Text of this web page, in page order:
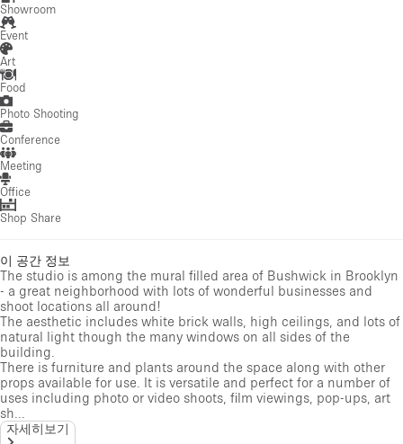
Showroom
Event
Art
Food
Photo Shooting
Conference
Meeting
Office
Shop Share
이 공간 정보
The studio is among the mural filled area of Bushwick in Brooklyn
- a great neighborhood with lots of wonderful businesses and
shoot locations all around!
The aesthetic includes white brick walls, high ceilings, and lots of
natural light though the many windows on all sides of the
building.
There is furniture and plants around the space along with other
props available for use. It is versatile and perfect for a number of
uses including photo or video shoots, film viewings, pop-ups, art
sh...
자세히보기